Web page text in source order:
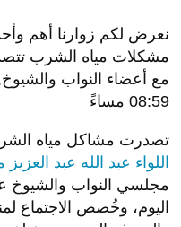
نعرض لكم زوارنا أهم
مشكلات مياه الشرب
08:59 مساءً
تصدرت مشاكل مياه
اللواء عبد الله عبد
مجلسي النواب والشيوخ
اليوم، وخُصص الاجتماع